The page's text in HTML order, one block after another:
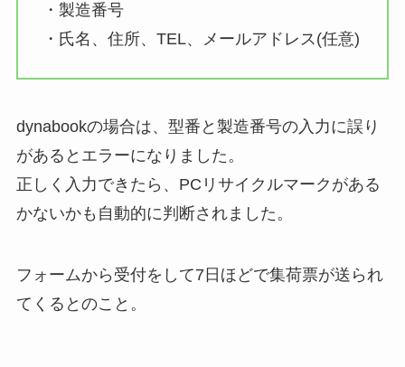
・製造番号
・氏名、住所、TEL、メールアドレス(任意)
dynabookの場合は、型番と製造番号の入力に誤り
があるとエラーになりました。
正しく入力できたら、PCリサイクルマークがある
かないかも自動的に判断されました。
フォームから受付をして7日ほどで集荷票が送られ
てくるとのこと。